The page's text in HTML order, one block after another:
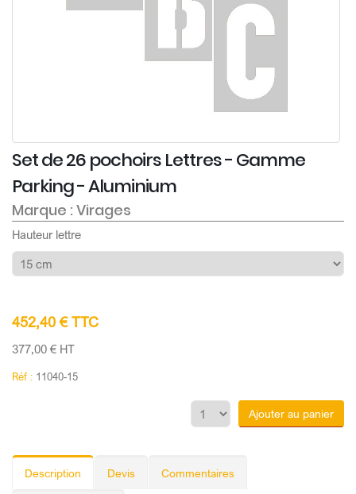
Set de 26 pochoirs Lettres - Gamme
Parking - Aluminium
Marque : Virages
Hauteur lettre
452,40 € TTC
377,00 € HT
Réf : 11040-15
Ajouter au panier
Description Devis Commentaires